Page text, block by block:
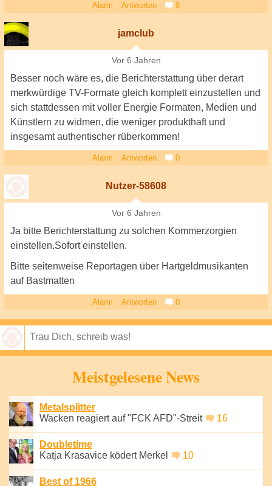
Alarm Antworten 8
jamclub
Vor 6 Jahren
Besser noch wäre es, die Berichterstattung über derart
merkwürdige TV-Formate gleich komplett einzustellen und
sich stattdessen mit voller Energie Formaten, Medien und
Künstlern zu widmen, die weniger produkthaft und
insgesamt authentischer rüberkommen!
Alarm Antworten 0
Nutzer-58608
Vor 6 Jahren
Ja bitte Berichterstattung zu solchen Kommerzorgien
einstellen.Sofort einstellen.
Bitte seitenweise Reportagen über Hartgeldmusikanten
auf Bastmatten
Alarm Antworten 0
Meistgelesene News
Metalsplitter
Wacken reagiert auf "FCK AFD"-Streit
16
Doubletime
Katja Krasavice ködert Merkel
10
Best of 1966